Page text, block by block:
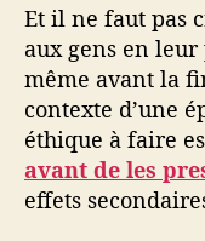
Et il ne faut pas
aux gens en
même avant la
contexte d’une
éthique à faire
avant de les
effets